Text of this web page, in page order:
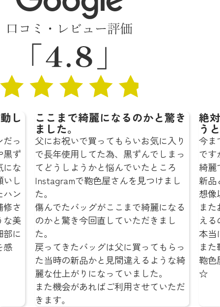
ここまで綺麗になるのかと驚き
ました。
父にお祝いで買ってもらいお気に入り
で長年使用してた為、黒ずんでしまっ
てどうしようかと悩んでいたところ
Instagramで鞄色屋さんを見つけまし
た。
傷んでたバッグがここまで綺麗になる
のかと驚き今回直していただきまし
た。
戻ってきたバッグは父に買ってもらっ
た当時の新品かと見間違えるような綺
麗な仕上がりになっていました。
また機会があればご利用させていただ
きます。
絶対に
うと
今までも
ですが、
綺麗で
新品と
想像以
またお気
えるの
本当に
また鞄の
鞄色屋さ